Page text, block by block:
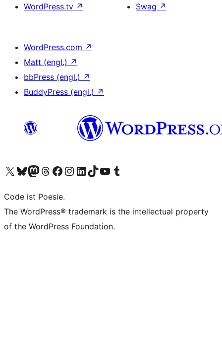
WordPress.tv ↗
Swag ↗
WordPress.com ↗
Matt (engl.) ↗
bbPress (engl.) ↗
BuddyPress (engl.) ↗
Das X-Konto (früher Twitter) von WordPress.org besuchen
Das Bluesky-Konto von WordPress.org besuchen
Das Mastodon-Konto von WordPress.org besuchen
Das Threads-Konto von WordPress.org besuchen
Die Facebook-Seite von WordPress.org besuchen
Das Instagram-Konto von WordPress.org besuchen
Das LinkedIn-Konto von WordPress.org besuchen
Das TikTok-Konto von WordPress.org besuchen
Den YouTube-Kanal von WordPress.org besuchen
Das Tumblr-Konto von WordPress.org besuchen
Code ist Poesie.
The WordPress® trademark is the intellectual property
of the WordPress Foundation.